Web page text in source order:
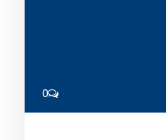
0